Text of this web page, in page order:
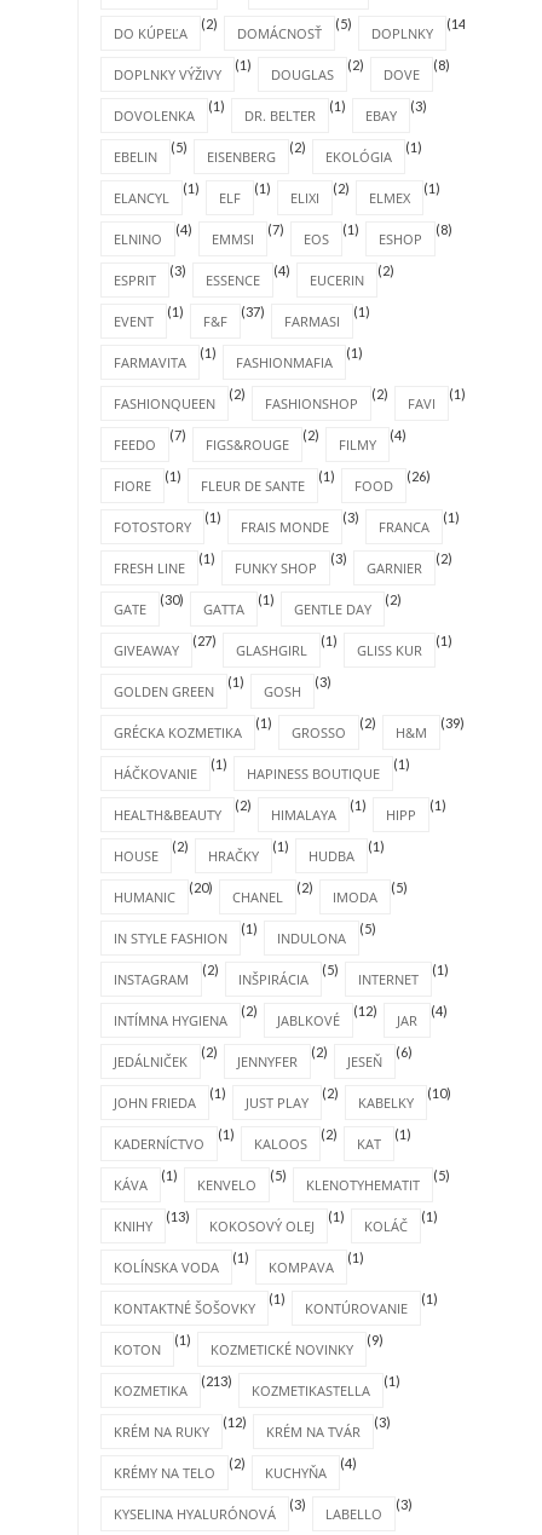
DO KÚPEĽA
(2)
DOMÁCNOSŤ
(5)
DOPLNKY
(14)
DOPLNKY VÝŽIVY
(1)
DOUGLAS
(2)
DOVE
(8)
DOVOLENKA
(1)
DR. BELTER
(1)
EBAY
(3)
EBELIN
(5)
EISENBERG
(2)
EKOLÓGIA
(1)
ELANCYL
(1)
ELF
(1)
ELIXI
(2)
ELMEX
(1)
ELNINO
(4)
EMMSI
(7)
EOS
(1)
ESHOP
(8)
ESPRIT
(3)
ESSENCE
(4)
EUCERIN
(2)
EVENT
(1)
F&F
(37)
FARMASI
(1)
FARMAVITA
(1)
FASHIONMAFIA
(1)
FASHIONQUEEN
(2)
FASHIONSHOP
(2)
FAVI
(1)
FEEDO
(7)
FIGS&ROUGE
(2)
FILMY
(4)
FIORE
(1)
FLEUR DE SANTE
(1)
FOOD
(26)
FOTOSTORY
(1)
FRAIS MONDE
(3)
FRANCA
(1)
FRESH LINE
(1)
FUNKY SHOP
(3)
GARNIER
(2)
GATE
(30)
GATTA
(1)
GENTLE DAY
(2)
GIVEAWAY
(27)
GLASHGIRL
(1)
GLISS KUR
(1)
GOLDEN GREEN
(1)
GOSH
(3)
GRÉCKA KOZMETIKA
(1)
GROSSO
(2)
H&M
(39)
HÁČKOVANIE
(1)
HAPINESS BOUTIQUE
(1)
HEALTH&BEAUTY
(2)
HIMALAYA
(1)
HIPP
(1)
HOUSE
(2)
HRAČKY
(1)
HUDBA
(1)
HUMANIC
(20)
CHANEL
(2)
IMODA
(5)
IN STYLE FASHION
(1)
INDULONA
(5)
INSTAGRAM
(2)
INŠPIRÁCIA
(5)
INTERNET
(1)
INTÍMNA HYGIENA
(2)
JABLKOVÉ
(12)
JAR
(4)
JEDÁLNIČEK
(2)
JENNYFER
(2)
JESEŇ
(6)
JOHN FRIEDA
(1)
JUST PLAY
(2)
KABELKY
(10)
KADERNÍCTVO
(1)
KALOOS
(2)
KAT
(1)
KÁVA
(1)
KENVELO
(5)
KLENOTYHEMATIT
(5)
KNIHY
(13)
KOKOSOVÝ OLEJ
(1)
KOLÁČ
(1)
KOLÍNSKA VODA
(1)
KOMPAVA
(1)
KONTAKTNÉ ŠOŠOVKY
(1)
KONTÚROVANIE
(1)
KOTON
(1)
KOZMETICKÉ NOVINKY
(9)
KOZMETIKA
(213)
KOZMETIKASTELLA
(1)
KRÉM NA RUKY
(12)
KRÉM NA TVÁR
(3)
KRÉMY NA TELO
(2)
KUCHYŇA
(4)
KYSELINA HYALURÓNOVÁ
(3)
LABELLO
(3)